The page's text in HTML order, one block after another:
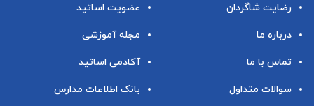
رضایت شاگردان
درباره ما
تماس با ما
سوالات متداول
عضویت اساتید
مجله آموزشی
آکادمی اساتید
بانک اطلاعات مدارس